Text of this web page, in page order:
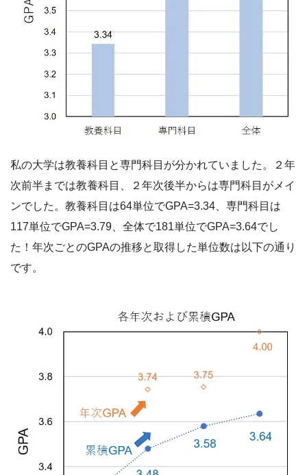
私の大学は教養科目と専門科目が分かれていました。２年
次前半までは教養科目、２年次後半からは専門科目がメイ
ンでした。教養科目は64単位でGPA=3.34、専門科目は
117単位でGPA=3.79、全体で181単位でGPA=3.64でし
た！年次ごとのGPAの推移と取得した単位数は以下の通り
です。